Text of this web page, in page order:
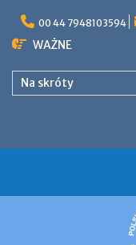
content
00 44 7948103594
WAŻNE
Na skróty